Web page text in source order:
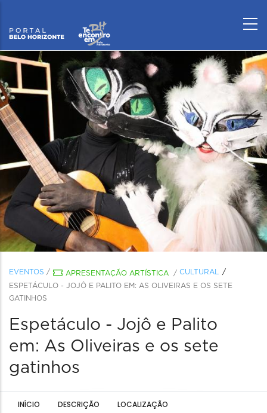
EVENTOS / APRESENTAÇÃO ARTÍSTICA / CULTURAL
ESPETÁCULO - JOJÔ E PALITO EM: AS OLIVEIRAS E OS SETE
GATINHOS
Espetáculo - Jojô e Palito
em: As Oliveiras e os sete
gatinhos
INÍCIO DESCRIÇÃO LOCALIZAÇÃO